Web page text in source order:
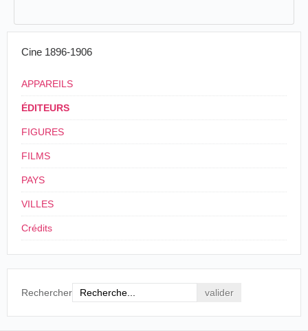
Cine 1896-1906
APPAREILS
ÉDITEURS
FIGURES
FILMS
PAYS
VILLES
Crédits
Rechercher